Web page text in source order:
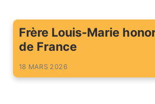
Frère Louis-Marie
de France
18 MARS 2026
Aller plus